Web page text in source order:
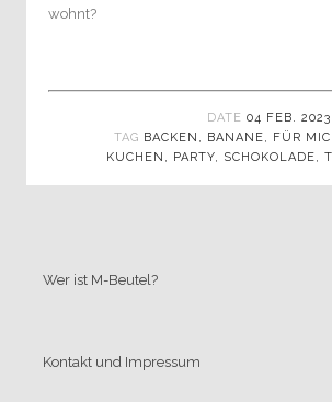
wohnt?
DATE 04 FEB. 2023
TAG BACKEN , BANANE, FÜR
KUCHEN , PARTY, SCHOKOLADE,
Wer ist M-Beutel?
Kontakt und Impressum